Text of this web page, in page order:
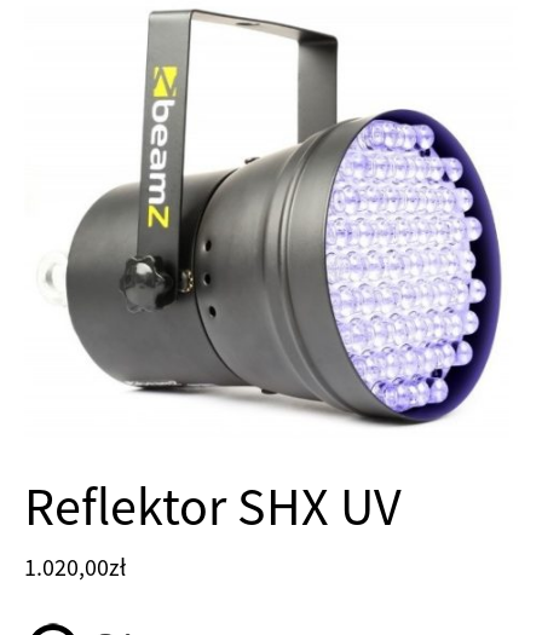
Reflektor SHX UV
1.020,00zł